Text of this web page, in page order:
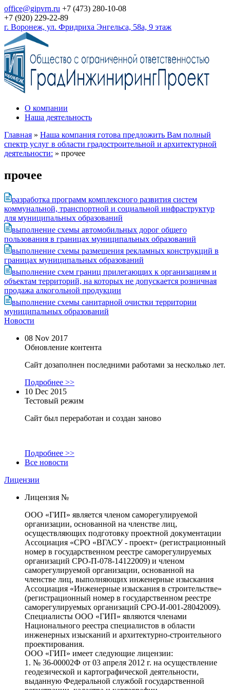
office@gipvrn.ru +7 (473) 280-10-08
+7 (920) 229-22-89
г. Воронеж, ул. Фридриха Энгельса, 58а, 9 этаж
О компании
Наша деятельность
Главная » Наша компания готова предложить Вам полный
спектр услуг в области градостроительной и архитектурной
деятельности: » прочее
прочее
разработка программ комплексного развития систем
коммунальной, транспортной и социальной инфраструктур
для муниципальных образований
выполнение схемы автомобильных дорог общего
пользования в границах муниципальных образований
выполнение схемы размещения рекламных конструкций в
границах муниципальных образований
выполнение схем границ прилегающих к организациям и
объектам территорий, на которых не допускается розничная
продажа алкогольной продукции
выполнение схемы санитарной очистки территории
муниципальных образований
Новости
08 Nov 2017
Обновление контента
Сайт дозаполнен последними работами за несколько лет.
Подробнее >>
10 Dec 2015
Тестовый режим
Сайт был переработан и создан заново
Подробнее >>
Все новости
Лицензии
Лицензия №
ООО «ГИП» является членом саморегулируемой
организации, основанной на членстве лиц,
осуществляющих подготовку проектной документации
Ассоциация «СРО «ВГАСУ - проект» (регистрационный
номер в государственном реестре саморегулируемых
организаций СРО-П-078-14122009) и членом
саморегулируемой организации, основанной на
членстве лиц, выполняющих инженерные изыскания
Ассоциация «Инженерные изыскания в строительстве»
(регистрационный номер в государственном реестре
саморегулируемых организаций СРО-И-001-28042009).
Специалисты ООО «ГИП» являются членами
Национального реестра специалистов в области
инженерных изысканий и архитектурно-строительного
проектирования.
ООО «ГИП» имеет следующие лицензии:
1. № 36-00002Ф от 03 апреля 2012 г. на осуществление
геодезической и картографической деятельности,
выданную Федеральной службой государственной